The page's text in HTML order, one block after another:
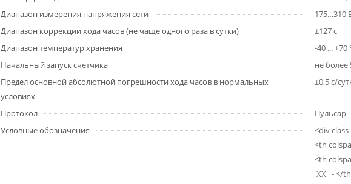
Диапазон измерения напряжения сети
175…310
Диапазон коррекции хода часов (не чаще одного раза в сутки)
±127 с
Диапазон температур хранения
-40 ... +70
Начальный запуск счетчика
не более
Предел основной абсолютной погрешности хода часов в нормальных
условиях
±0,5 с/
Протокол
Пульсар
Условные обозначения
<div class="uo-table"> <table> <tbody> <tr> <th rowspan="26"> ПУЛЬСАР </th> <th colspan="2"> 1X </th> <th colspan="2"> xx </th> <th colspan="2"> XX </th> <th colspan="2"> - XX / </th> <th colspan="2"> XXX </th> <th colspan="2"> - XX - </th> <th colspan="2"> X </th> <th colspan="2"> X </th> <th colspan="2"> X </th> <th colspan="2"> - X/X </th> <th colspan="2"> X </th> <th colspan="2"> - X </th> </tr> <tr> <td> </td> <td class="brd-left"> </td> <td> </td> <td class="brd-left"> </td> <td> </td> <td class="brd-left"> </td> <td> </td> <td class="brd-left"> </td> <td> </td> <td class="brd-left"> </td> <td> </td> <td class="brd-left"> </td> <td> </td> <td class="brd-left"> </td> <td> </td> <td class="brd-left"> </td> <td> </td> <td class="brd-left"> </td> <td> </td> <td class="brd-left"> </td> <td> </td> <td class="brd-left"> </td> <td> </td> <td class="brd-left brdr-btm"> </td> <td rowspan="2" class="last"> <p> <strong>Тип индикатора</strong> </p> <p> <strong>1</strong> – электромеханический<br> <strong>2</strong> – ЖКИ (-40° С … +60° С)<br>